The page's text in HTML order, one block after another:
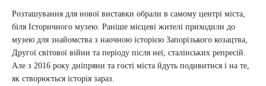
Розташування для нової виставки обрали в самому центрі міста,
біля Історичного музею. Раніше місцеві жителі приходили до
музею для знайомства з наочною історією Запорізького козацтва,
Другої світової війни та періоду після неї, сталінських репресій.
Але з 2016 року дніпряни та гості міста йдуть подивитися і на те,
як створюється історія зараз.